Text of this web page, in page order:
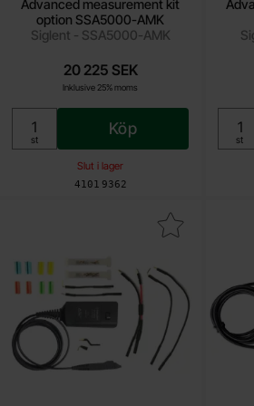
Advanced measurement kit
option SSA5000-AMK
Siglent - SSA5000-AMK
Art. nr
4101 9362
Slut i lager
20 225 SEK
Inklusive 25% moms
Enhet:
st
Köp
st
aktiv oscilloskopprob 1GHz Siglent
Makera aktiv